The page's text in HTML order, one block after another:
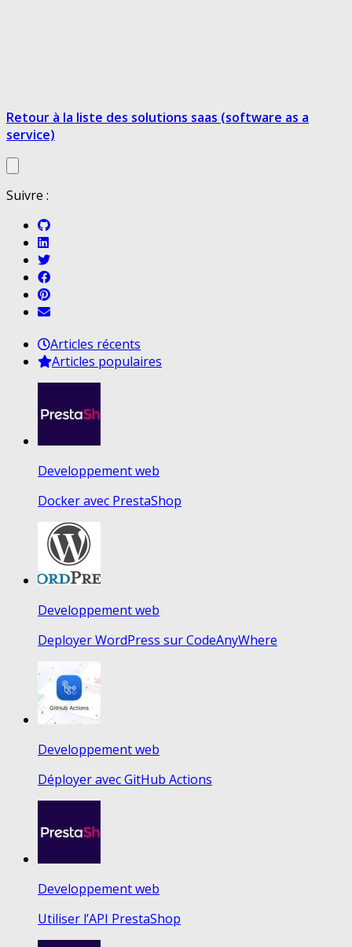
Retour à la liste des solutions saas (software as a
service)
Suivre :
Articles récents
Articles populaires
Developpement web
Docker avec PrestaShop
Developpement web
Deployer WordPress sur CodeAnyWhere
Developpement web
Déployer avec GitHub Actions
Developpement web
Utiliser l’API PrestaShop